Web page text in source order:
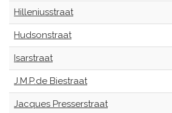
Hilleniusstraat
Hudsonstraat
Isarstraat
J.M.P.de Biestraat
Jacques Presserstraat